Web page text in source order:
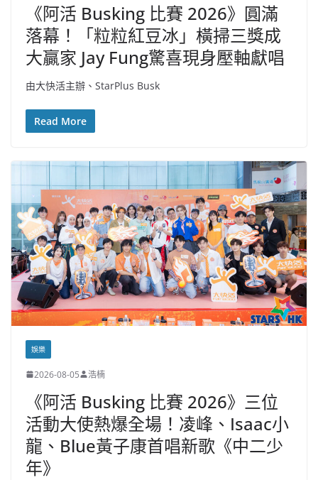
《阿活 Busking 比賽 2026》圓滿
落幕！「粒粒紅豆冰」橫掃三獎成
大贏家 Jay Fung驚喜現身壓軸獻唱
由大快活主辦、StarPlus Busk
Read More
娛樂
2026-08-05 浩楠
《阿活 Busking 比賽 2026》三位
活動大使熱爆全場！凌峰、Isaac小
龍、Blue黃子康首唱新歌《中二少
年》